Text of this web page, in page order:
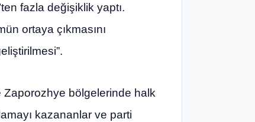
fazla değişiklik yaptı.
ortaya çıkmasını
bölgelerinde halk
kazananlar ve parti